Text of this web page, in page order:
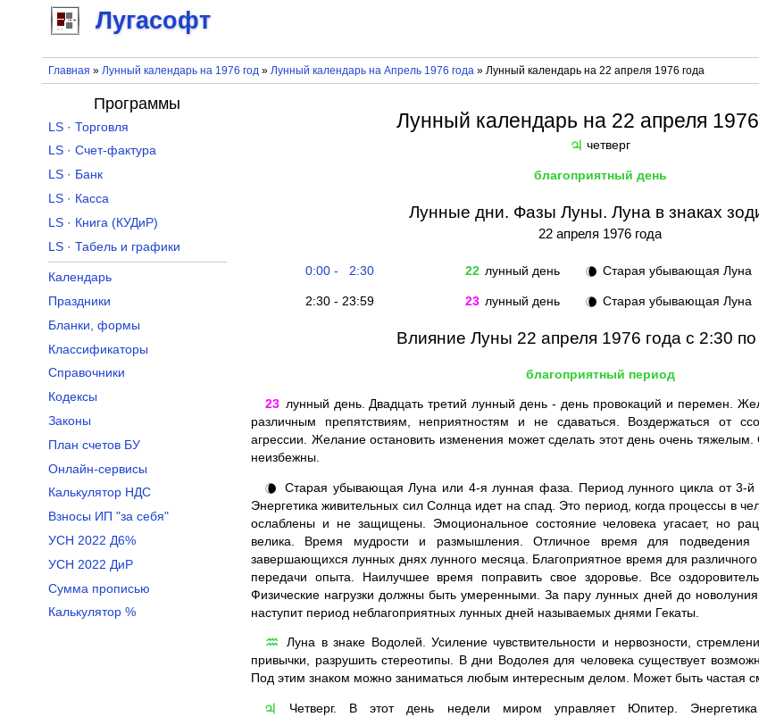
Лугасофт
Главная » Лунный календарь на 1976 год» Лунный календарь на Апрель 1976 года» Лунный календарь на 22 апреля 1976 года
Лунный календарь на 22 апреля 1976
♃ четверг
благоприятный день
Лунные дни. Фазы Луны. Луна в знаках
22 апреля 1976 года
0:00 - 2:30 22 лунный день 🌘 Старая убывающая Луна
2:30 - 23:59 23 лунный день 🌘 Старая убывающая Луна
Влияние Луны 22 апреля 1976 года с 2:30
благоприятный период
23 лунный день. Двадцать третий лунный день - день провокаций и перемен.
различным препятствиям, неприятностям и не сдаваться. Воздержаться от
агрессии. Желание остановить изменения может сделать этот день очень
неизбежны.
🌘
Старая убывающая Луна или 4-я лунная фаза. Период лунного цикла от 3-й
Энергетика живительных сил Солнца идет на спад. Это период, когда процессы в
ослаблены и не защищены. Эмоциональное состояние человека угасает, но
велика. Время мудрости и размышления. Отличное время для подведения
завершающихся лунных днях лунного месяца. Благоприятное время для
передачи опыта. Наилучшее время поправить свое здоровье. Все
Физические нагрузки должны быть умеренными. За пару лунных дней до новолуния
наступит период неблагоприятных лунных дней называемых днями Гекаты.
♒
Луна в знаке Водолей. Усиление чувствительности и нервозности,
привычки, разрушить стереотипы. В дни Водолея для человека существует
Под этим знаком можно заниматься любым интересным делом. Может быть частая
♃
Четверг. В этот день недели миром управляет Юпитер. Энергетика
Программы
LS · Торговля
LS · Счет-фактура
LS · Банк
LS · Касса
LS · Книга (КУДиР)
LS · Табель и графики
Календарь
Праздники
Бланки, формы
Классификаторы
Справочники
Кодексы
Законы
План счетов БУ
Онлайн-сервисы
Калькулятор НДС
Взносы ИП "за себя"
УСН 2022 Д6%
УСН 2022 ДиР
Сумма прописью
Калькулятор %